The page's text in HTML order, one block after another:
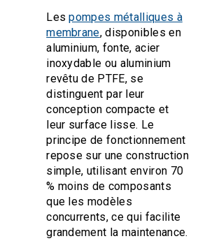
Lespompes métalliques à
membrane, disponibles en
aluminium, fonte, acier
inoxydable ou aluminium
revêtu de PTFE, se
distinguent par leur
conception compacte et
leur surface lisse. Le
principe de fonctionnement
repose sur une construction
simple, utilisant environ 70
% moins de composants
que les modèles
concurrents, ce qui facilite
grandement la maintenance.